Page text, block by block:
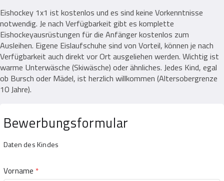
Eishockey 1x1 ist kostenlos und es sind keine Vorkenntnisse
notwendig. Je nach Verfügbarkeit gibt es komplette
Eishockeyausrüstungen für die Anfänger kostenlos zum
Ausleihen. Eigene Eislaufschuhe sind von Vorteil, können je nach
Verfügbarkeit auch direkt vor Ort ausgeliehen werden. Wichtig ist
warme Unterwäsche (Skiwäsche) oder ähnliches. Jedes Kind, egal
ob Bursch oder Mädel, ist herzlich willkommen (Altersobergrenze
10 Jahre).
Bewerbungsformular
Daten des Kindes
Vorname *